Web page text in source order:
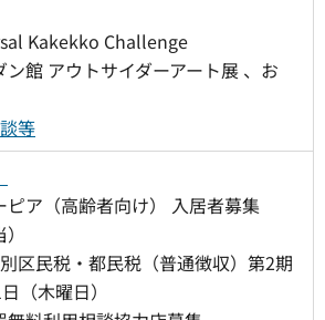
Kakekko Challenge
ン館 アウトサイダーアート展 、お
等
ピア（高齢者向け） 入居者募集
区民税・都民税（普通徴収）第2期
（木曜日）